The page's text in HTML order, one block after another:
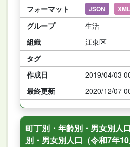
フォーマット
JSON XML
グループ
生活
組織
江東区
タグ
作成日
2019/04/03
最終更新
2020/12/07
町丁別・年齢別・男女別人
別・男女別人口（令和7年10